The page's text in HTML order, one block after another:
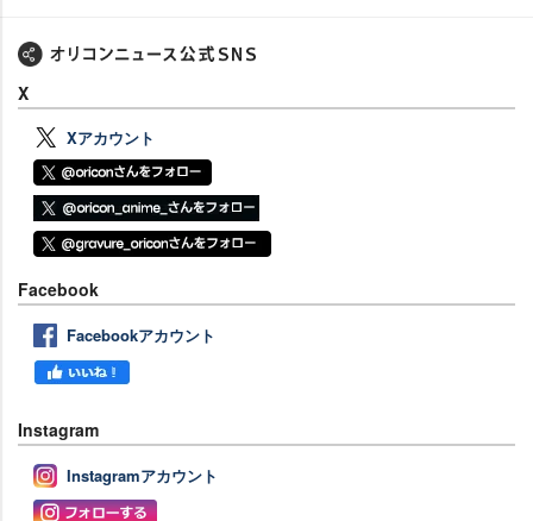
X
Xアカウント
Facebook
Facebookアカウント
Instagram
Instagramアカウント